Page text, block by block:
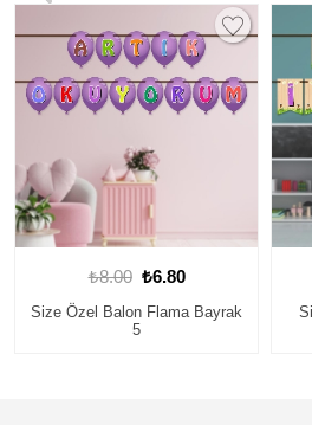
Bayrak
₺8.00
Size Özel Flama Bayrak 16